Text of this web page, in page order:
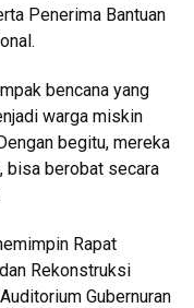
Penerima Bantuan
bencana yang
warga miskin
begitu, mereka
bisa berobat secara
Rapat
Rekonstruksi
Gubernuran